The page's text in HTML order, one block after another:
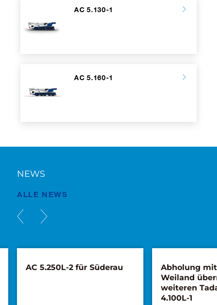
AC 5.130-1
AC 5.160-1
NEWS
ALLE NEWS
AC 5.250L-2 für Süderau
Abholung
Weiland
weiteren
4.100L-1